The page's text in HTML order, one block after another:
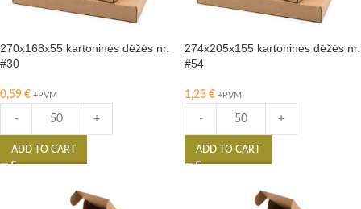
270x168x55 kartoninės dėžės nr.
#30
0,59 € +PVM
- +
ADD TO CART
274x205x155 kartoninės dėžės nr.
#54
1,23 € +PVM
- +
ADD TO CART